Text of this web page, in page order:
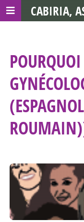
CABIRIA,